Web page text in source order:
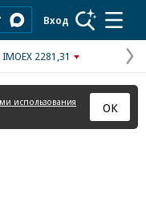
Вход
IMOEX 2281,31
использования
ОК